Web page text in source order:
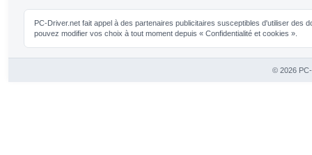
PC-Driver.net fait appel à des partenaires publicitaires susceptibles d'utiliser
pouvez modifier vos choix à tout moment depuis « Confidentialité et cookies ».
© 2026